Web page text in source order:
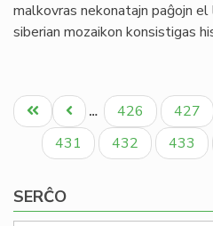
malkovras nekonatajn paĝojn
siberian mozaikon konsistigas
Pagination
Unua
paĝo
Antaŭa
paĝo
… Paĝo
426 Paĝo
427
Paĝo
431 Paĝo
432 Paĝo
433
SERĈO